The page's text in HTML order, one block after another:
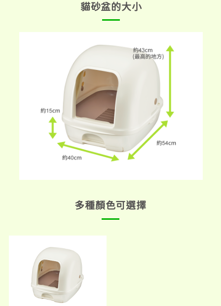
貓砂盆的大小
多種顏色可選擇